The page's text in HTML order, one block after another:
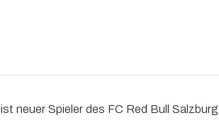
ist neuer Spieler des FC Red Bull